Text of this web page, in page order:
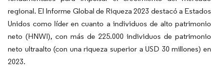
regional. El Informe Global de Riqueza 2023 destacó a Estados
Unidos como líder en cuanto a individuos de alto patrimonio
neto (HNWI), con más de 225.000 individuos de patrimonio
neto ultraalto (con una riqueza superior a USD 30 millones) en
2023.